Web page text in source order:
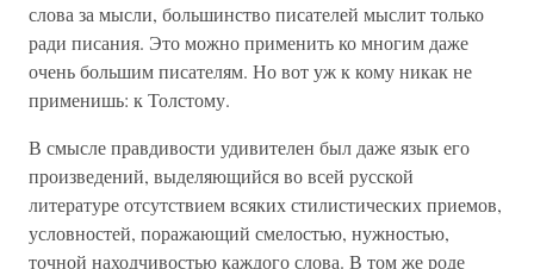
слова за мысли, большинство писателей мыслит только
ради писания. Это можно применить ко многим даже
очень большим писателям. Но вот уж к кому никак не
применишь: к Толстому.
В смысле правдивости удивителен был даже язык его
произведений, выделяющийся во всей русской
литературе отсутствием всяких стилистических приемов,
условностей, поражающий смелостью, нужностью,
точной находчивостью каждого слова. В том же роде